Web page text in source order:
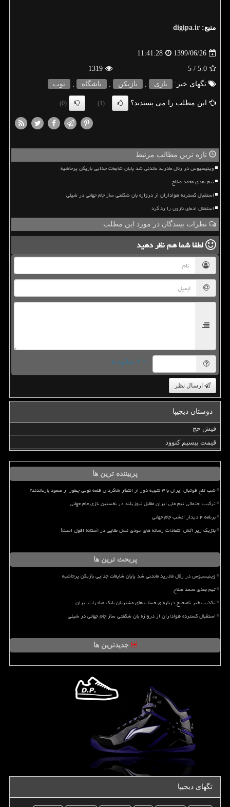
منبع: digipa.ir
1399/06/26
11:41:28
5.0
/ 5
1319
تگهای خبر:
بازی , بازیكن , باشگاه , توپ
این مطلب را می پسندید؟ (1)
(0)
تازه ترین مطالب مرتبط
وینیسیوس در رئال مادرید ماندنی شد پایان شایعات جدایی بازیکن پرحاشیه
تیم بعدی محمد صلاح
استقبال گسترده هواداران از دروازه بان شگفتی ساز جام جهانی در شیلی
استقلال ادعای نازون را رد کرد
نظرات بینندگان در مورد این مطلب
لطفا شما همنظر دهید
= ۲ بعلاوه ۵
ارسال نظر
دوستان دیجیپا
فیش حج
قیمت بیسیم کنوود
پربیننده ترین ها
شب تلخ فوتبال ایران با ۳ نتیجه دور از انتظار شاگردان قلعه نویی چطور از صعود بازماندند؟
ترکیب احتمالی تیم ملی ایران مقابل نیوزیلند در نخستین بازی جام جهانی
برنامه ۴ دیدار امشب جام جهانی
بلژیک زیر آتش انتقادات رسانه های خودی نسل طلایی در آستانه افول است!
پربحث ترین ها
وینیسیوس در رئال مادرید ماندنی شد پایان شایعات جدایی بازیکن پرحاشیه
تیم بعدی محمد صلاح
تکذیب خبر ناصحیح درباره ی حساب های مشتریان بانک صادرات ایران
استقبال گسترده هواداران از دروازه بان شگفتی ساز جام جهانی در شیلی
جدیدترین ها
تگهای دیجیپا